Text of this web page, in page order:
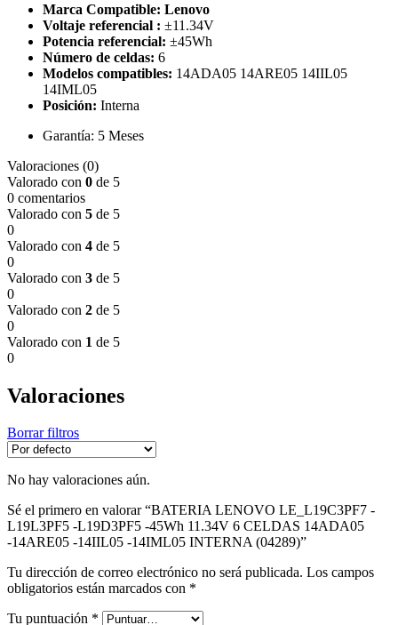
Marca Compatible: Lenovo
Voltaje referencial : ±11.34V
Potencia referencial: ±45Wh
Número de celdas: 6
Modelos compatibles: 14ADA05 14ARE05 14IIL05
14IML05
Posición: Interna
Garantía: 5 Meses
Valoraciones (0)
Valorado con 0 de 5
0 comentarios
Valorado con 5 de 5
0
Valorado con 4 de 5
0
Valorado con 3 de 5
0
Valorado con 2 de 5
0
Valorado con 1 de 5
0
Valoraciones
Borrar filtros
No hay valoraciones aún.
Sé el primero en valorar “BATERIA LENOVO LE_L19C3PF7 -
L19L3PF5 -L19D3PF5 -45Wh 11.34V 6 CELDAS 14ADA05
-14ARE05 -14IIL05 -14IML05 INTERNA (04289)”
Tu dirección de correo electrónico no será publicada. Los campos
obligatorios están marcados con *
Tu puntuación *